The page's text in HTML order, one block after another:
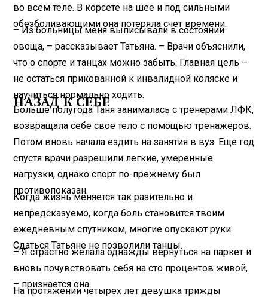
во всем теле. В корсете на шее и под сильными
обезболивающими она потеряла счет времени.
– Из больницы меня выписывали в состоянии
овоща, – рассказывает Татьяна. – Врачи объяснили,
что о спорте и танцах можно забыть. Главная цель –
не остаться прикованной к инвалидной коляске и
научиться нормально ходить.
НАЗАД К СЕБЕ
Больше полугода Таня занималась с тренерами ЛФК,
возвращала себе свое тело с помощью тренажеров.
Потом вновь начала ездить на занятия в вуз. Еще год
спустя врачи разрешили легкие, умеренные
нагрузки, однако спорт по-прежнему был
противопоказан.
Когда жизнь меняется так разительно и
непредсказуемо, когда боль становится твоим
ежедневным спутником, многие опускают руки.
Сдаться Татьяне не позволили танцы.
– Я страстно желала однажды вернуться на паркет и
вновь почувствовать себя на сто процентов живой,
– признается она.
На протяжении четырех лет девушка трижды